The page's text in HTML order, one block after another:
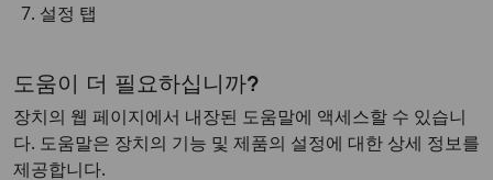
설정 탭
도움이 더 필요하십니까?
장치의 웹 페이지에서 내장된 도움말에 액세스할 수 있습니
다. 도움말은 장치의 기능 및 제품의 설정에 대한 상세 정보를
제공합니다.